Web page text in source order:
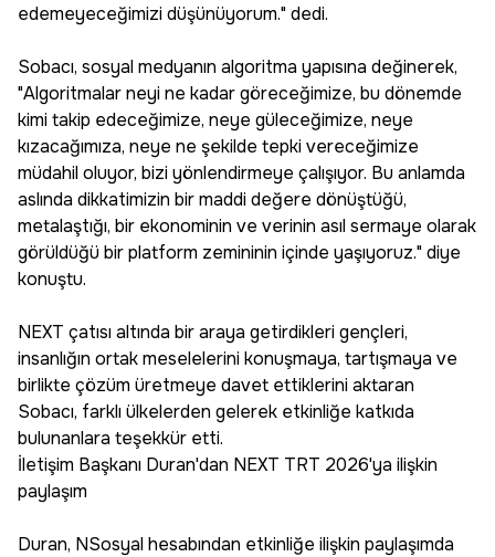
edemeyeceğimizi düşünüyorum." dedi.
Sobacı, sosyal medyanın algoritma yapısına değinerek,
"Algoritmalar neyi ne kadar göreceğimize, bu dönemde
kimi takip edeceğimize, neye güleceğimize, neye
kızacağımıza, neye ne şekilde tepki vereceğimize
müdahil oluyor, bizi yönlendirmeye çalışıyor. Bu anlamda
aslında dikkatimizin bir maddi değere dönüştüğü,
metalaştığı, bir ekonominin ve verinin asıl sermaye olarak
görüldüğü bir platform zemininin içinde yaşıyoruz." diye
konuştu.
NEXT çatısı altında bir araya getirdikleri gençleri,
insanlığın ortak meselelerini konuşmaya, tartışmaya ve
birlikte çözüm üretmeye davet ettiklerini aktaran
Sobacı, farklı ülkelerden gelerek etkinliğe katkıda
bulunanlara teşekkür etti.
İletişim Başkanı Duran'dan NEXT TRT 2026'ya ilişkin
paylaşım
Duran, NSosyal hesabından etkinliğe ilişkin paylaşımda